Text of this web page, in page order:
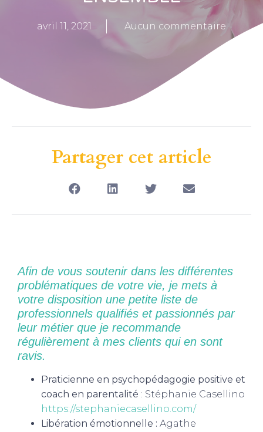
avril 11, 2021 Aucun commentaire
Partager cet article
Afin de vous soutenir dans les différentes
problématiques de votre vie, je mets à
votre disposition une petite liste de
professionnels qualifiés et passionnés par
leur métier que je recommande
régulièrement à mes clients qui en sont
ravis.
Praticienne en psychopédagogie positive et
coach en parentalité : Stéphanie Casellino
https://stephaniecasellino.com/
Libération émotionnelle : Agathe